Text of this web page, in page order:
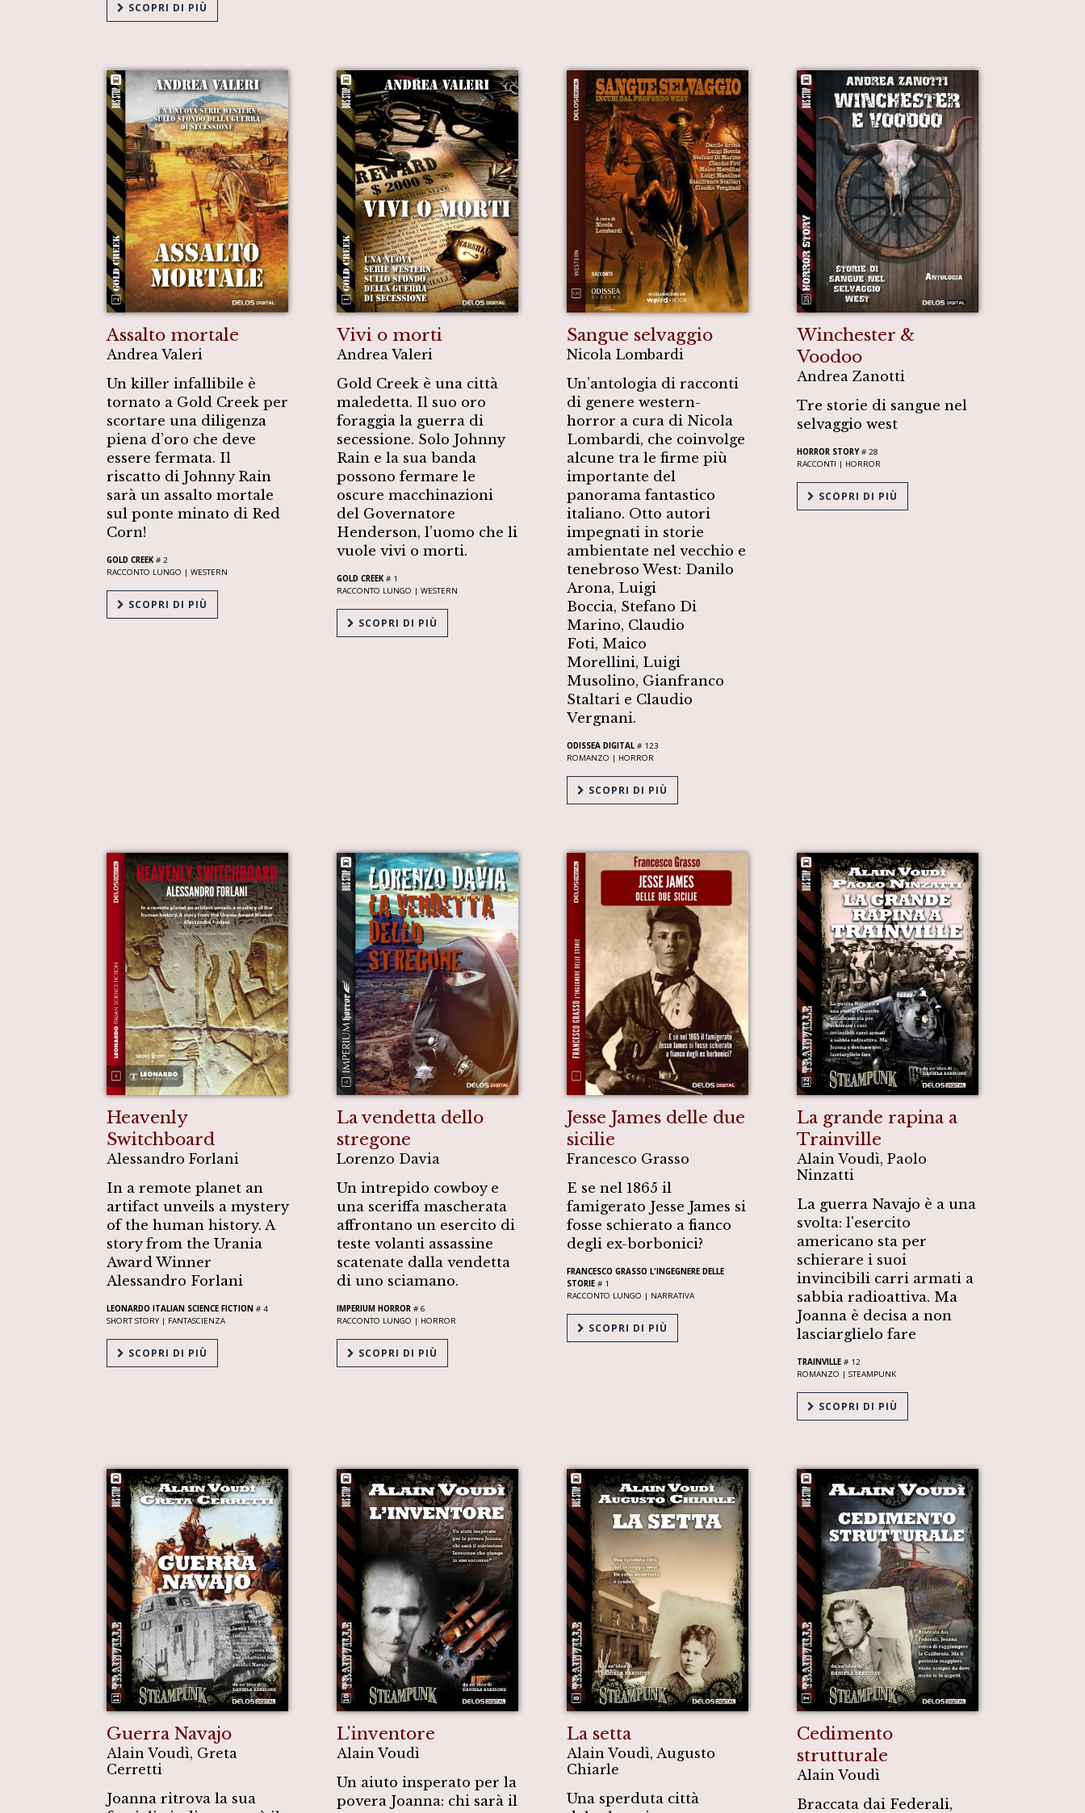
SCOPRI DI PIÙ
Assalto mortale
Andrea Valeri
Un killer infallibile è
tornato a Gold Creek per
scortare una diligenza
piena d’oro che deve
essere fermata. Il
riscatto di Johnny Rain
sarà un assalto mortale
sul ponte minato di Red
Corn!
GOLD CREEK # 2
RACCONTO LUNGO | WESTERN
SCOPRI DI PIÙ
Vivi o morti
Andrea Valeri
Gold Creek è una città
maledetta. Il suo oro
foraggia la guerra di
secessione. Solo Johnny
Rain e la sua banda
possono fermare le
oscure macchinazioni
del Governatore
Henderson, l’uomo che li
vuole vivi o morti.
GOLD CREEK # 1
RACCONTO LUNGO | WESTERN
SCOPRI DI PIÙ
Sangue selvaggio
Nicola Lombardi
Un’antologia di racconti
di genere western-
horror a cura di Nicola
Lombardi, che coinvolge
alcune tra le firme più
importante del
panorama fantastico
italiano. Otto autori
impegnati in storie
ambientate nel vecchio e
tenebroso West: Danilo
Arona, Luigi
Boccia, Stefano Di
Marino, Claudio
Foti, Maico
Morellini, Luigi
Musolino, Gianfranco
Staltari e Claudio
Vergnani.
ODISSEA DIGITAL # 123
ROMANZO | HORROR
SCOPRI DI PIÙ
Winchester &
Voodoo
Andrea Zanotti
Tre storie di sangue nel
selvaggio west
HORROR STORY# 28
RACCONTI | HORROR
SCOPRI DI PIÙ
Heavenly
Switchboard
Alessandro Forlani
In a remote planet an
artifact unveils a mystery
of the human history. A
story from the Urania
Award Winner
Alessandro Forlani
LEONARDO ITALIAN SCIENCE FICTION # 4
SHORT STORY | FANTASCIENZA
SCOPRI DI PIÙ
La vendetta dello
stregone
Lorenzo Davia
Un intrepido cowboy e
una sceriffa mascherata
affrontano un esercito di
teste volanti assassine
scatenate dalla vendetta
di uno sciamano.
IMPERIUM HORROR # 6
RACCONTO LUNGO | HORROR
SCOPRI DI PIÙ
Jesse James delle due
sicilie
Francesco Grasso
E se nel 1865 il
famigerato Jesse James si
fosse schierato a fianco
degli ex-borbonici?
FRANCESCO GRASSO L'INGEGNERE DELLE
STORIE # 1
RACCONTO LUNGO | NARRATIVA
SCOPRI DI PIÙ
La grande rapina a
Trainville
Alain Voudì, Paolo
Ninzatti
La guerra Navajo è a una
svolta: l'esercito
americano sta per
schierare i suoi
invincibili carri armati a
sabbia radioattiva. Ma
Joanna è decisa a non
lasciarglielo fare
TRAINVILLE # 12
ROMANZO | STEAMPUNK
SCOPRI DI PIÙ
Guerra Navajo
Alain Voudì, Greta
Cerretti
Joanna ritrova la sua
L'inventore
Alain Voudì
Un aiuto insperato per la
povera Joanna: chi sarà il
La setta
Alain Voudì, Augusto
Chiarle
Una sperduta città
Cedimento
strutturale
Alain Voudì
Braccata dai Federali,